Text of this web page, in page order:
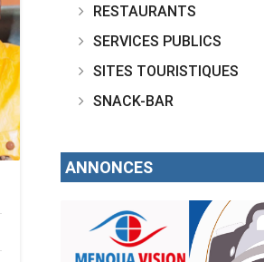
RESTAURANTS
SERVICES PUBLICS
SITES TOURISTIQUES
SNACK-BAR
ANNONCES